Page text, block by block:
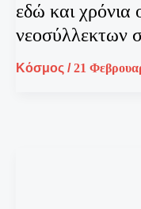
εδώ και χρόνια
νεοσύλλεκτων
Κόσμος /21